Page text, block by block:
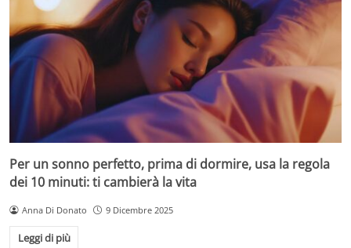
Per un sonno perfetto, prima di dormire, usa la regola
dei 10 minuti: ti cambierà la vita
Anna Di Donato 9 Dicembre 2025
Leggi di più